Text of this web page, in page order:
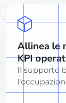
Allinea le
KPI
Il supporto